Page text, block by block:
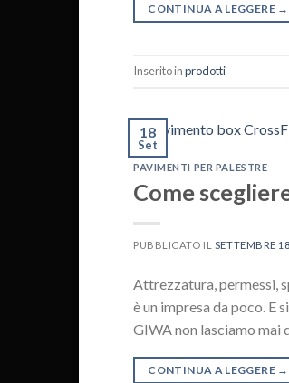
CONTINUA A LEGGERE →
Inserito inprodotti
18
Set
PAVIMENTI PER PALESTRE
Come
PUBBLICATO IL SETTEMBRE
Attrezzatura, permessi,
è un impresa da poco. E
GIWA non lasciamo mai
CONTINUA A LEGGERE →